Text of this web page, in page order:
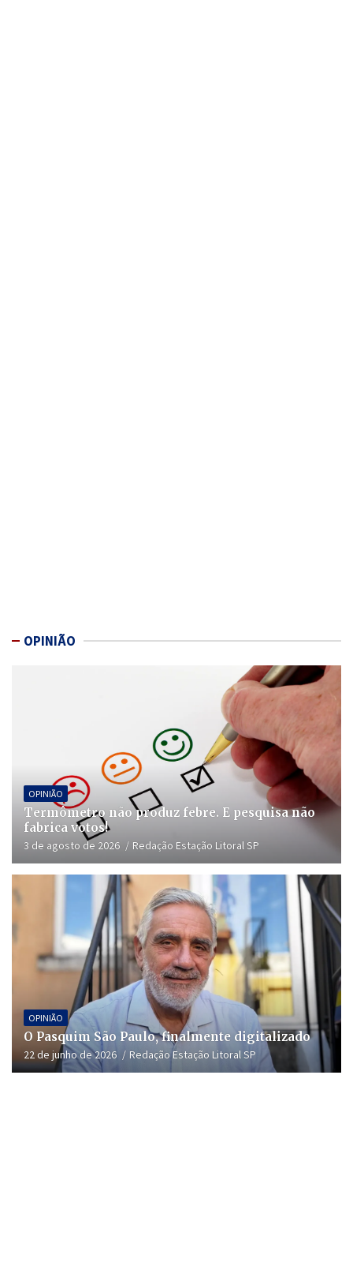
OPINIÃO
OPINIÃO
Termômetro não produz febre. E pesquisa não
fabrica votos!
3 de agosto de 2026 Redação Estação Litoral SP
OPINIÃO
O Pasquim São Paulo, finalmente digitalizado
22 de junho de 2026 Redação Estação Litoral SP